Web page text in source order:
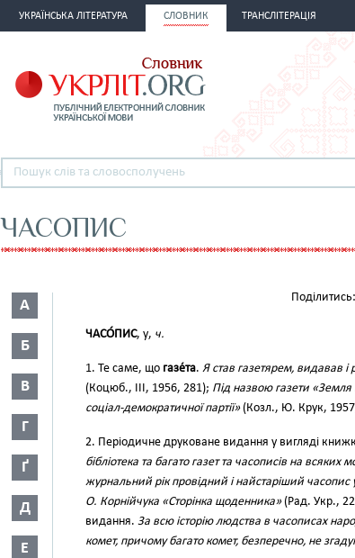
УКРАЇНСЬКА ЛІТЕРАТУРА СЛОВНИК ТРАНСЛІТЕРАЦІЯ
ЧАСОПИС
А
Б
В
Г
Ґ
Д
Е
Поділитись:
ЧАСО́ПИС, у, ч.
1. Те саме, що газе́та. Я став газетярем, видавав і
(Коцюб., III, 1956, 281); Під назвою газети «Земля
соціал-демократичної партії»(Козл., Ю. Крук,
2. Періодичне друковане видання у вигляді
бібліотека та багато газет та часописів на всяких
журнальний рік провідний і найстаріший часопис
О. Корнійчука «Сторінка щоденника»(Рад. Укр.,
видання. За всю історію людства в часописах
комет, причому багато комет, безперечно, не